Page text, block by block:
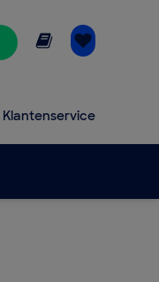
Online lezen
Klantenservice